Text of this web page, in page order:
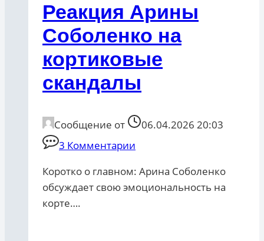
Реакция Арины
Соболенко на
кортиковые
скандалы
Сообщение от
06.04.2026 20:03
3 Комментарии
Коротко о главном: Арина Соболенко
обсуждает свою эмоциональность на
корте….